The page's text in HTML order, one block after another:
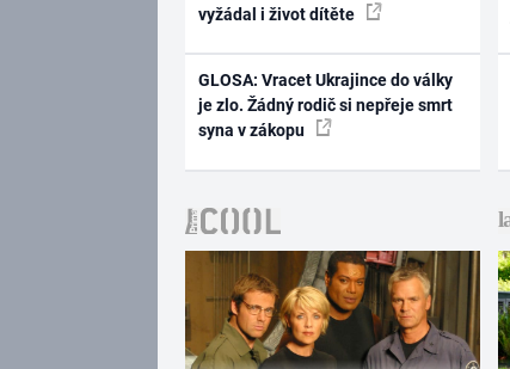
vyžádal i život dítěte
GLOSA: Vracet Ukrajince do války
je zlo. Žádný rodič si nepřeje smrt
syna v zákopu